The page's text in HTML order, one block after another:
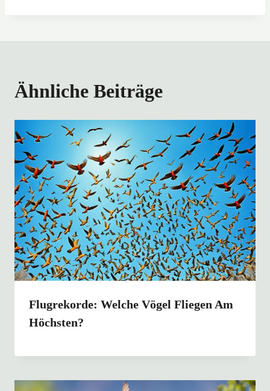
Ähnliche Beiträge
Flugrekorde: Welche Vögel Fliegen Am
Höchsten?